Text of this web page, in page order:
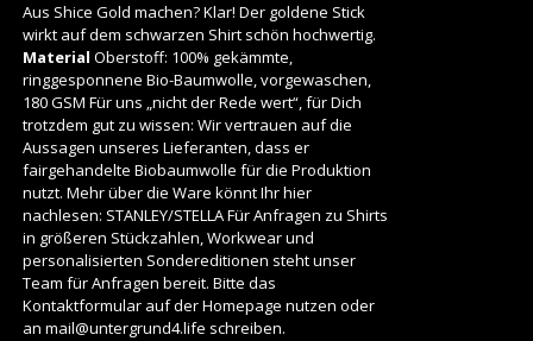
Aus Shice Gold machen? Klar! Der goldene Stick
wirkt auf dem schwarzen Shirt schön hochwertig.
Material Oberstoff: 100% gekämmte,
ringgesponnene Bio-Baumwolle, vorgewaschen,
180 GSM Für uns „nicht der Rede wert“, für Dich
trotzdem gut zu wissen: Wir vertrauen auf die
Aussagen unseres Lieferanten, dass er
fairgehandelte Biobaumwolle für die Produktion
nutzt. Mehr über die Ware könnt Ihr hier
nachlesen: STANLEY/STELLAFür Anfragen zu Shirts
in größeren Stückzahlen, Workwear und
personalisierten Sondereditionen steht unser
Team für Anfragen bereit. Bitte das
Kontaktformular auf der Homepage nutzen oder
an mail@untergrund4.life schreiben.